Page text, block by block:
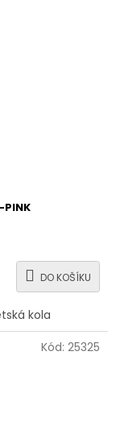
PINK
DO KOŠÍKU
kola
Kód: 25325